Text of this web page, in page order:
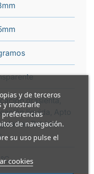
y de terceros
y mostrarle
de navegación.
su uso pulse el
cookies
grasienta,
líquida, Apto
Bebidas